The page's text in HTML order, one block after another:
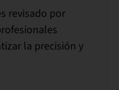
revisado por
la precisión y